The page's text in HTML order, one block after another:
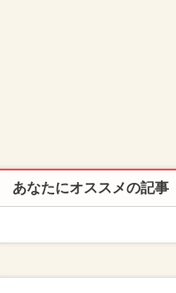
あなたにオススメの記事